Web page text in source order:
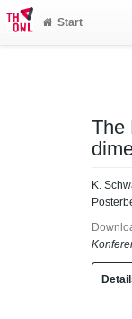
Start
The
K.